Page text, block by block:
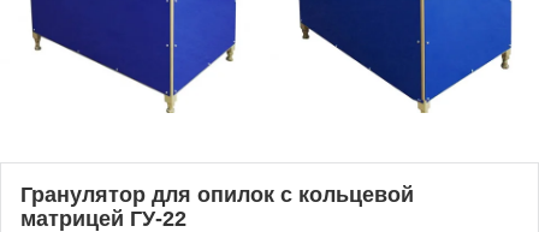
Гранулятор для опилок с кольцевой
матрицей ГУ-22